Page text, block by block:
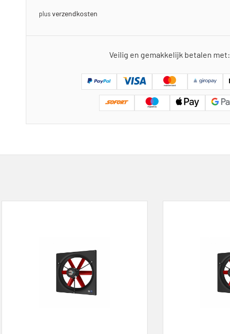
plusverzendkosten
Veilig en gemakkelijk betalen met: